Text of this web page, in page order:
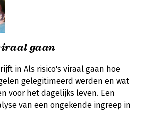
gaan
in Als risico's viraal gaan hoe
gelegitimeerd werden en wat
voor het dagelijks leven. Een
van een ongekende ingreep in